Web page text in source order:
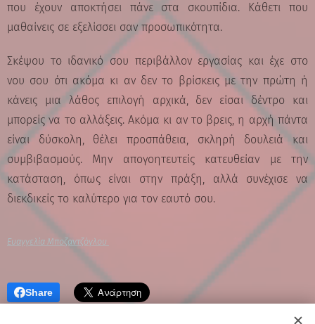
που έχουν αποκτήσει πάνε στα σκουπίδια. Κάθετι που
μαθαίνεις σε εξελίσσει σαν προσωπικότητα.
Σκέψου το ιδανικό σου περιβάλλον εργασίας και έχε στο
νου σου ότι ακόμα κι αν δεν το βρίσκεις με την πρώτη ή
κάνεις μια λάθος επιλογή αρχικά, δεν είσαι δέντρο και
μπορείς να το αλλάξεις. Ακόμα κι αν το βρεις, η αρχή πάντα
είναι δύσκολη, θέλει προσπάθεια, σκληρή δουλειά και
συμβιβασμούς. Μην απογοητευτείς κατευθείαν με την
κατάσταση, όπως είναι στην πράξη, αλλά συνέχισε να
διεκδικείς το καλύτερο για τον εαυτό σου.
Ευαγγελία Μποζαντζόγλου
Share